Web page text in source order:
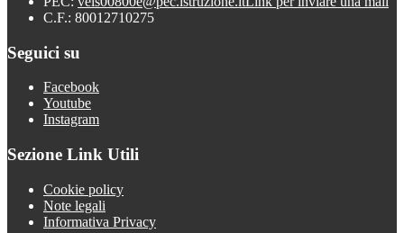
C.F.: 80012710275
Seguici su
Facebook
Youtube
Instagram
Sezione Link Utili
Cookie policy
Note legali
Informativa Privacy